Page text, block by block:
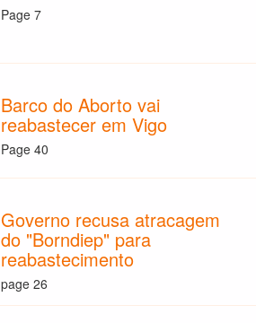
Page 7
Barco do Aborto vai
reabastecer em Vigo
Page 40
Governo recusa atracagem
do "Borndiep" para
reabastecimento
page 26